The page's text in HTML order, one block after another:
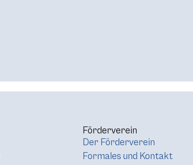
Förderverein
Der Förderverein
Formales und Kontakt